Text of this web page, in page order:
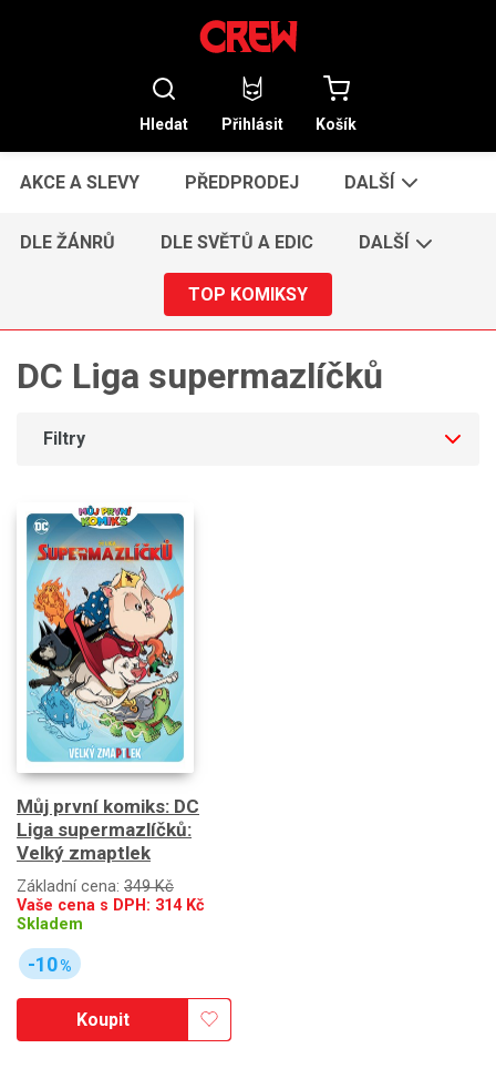
Hledat Přihlásit Košík
AKCE A SLEVY PŘEDPRODEJ DALŠÍ
DLE ŽÁNRŮ DLE SVĚTŮ A EDIC DALŠÍ
TOP KOMIKSY
DC Liga supermazlíčků
Filtry
Můj první komiks: DC
Liga supermazlíčků:
Velký zmaptlek
Základní cena: 349 Kč
Vaše cena s DPH: 314Kč
Skladem
-10%
Koupit